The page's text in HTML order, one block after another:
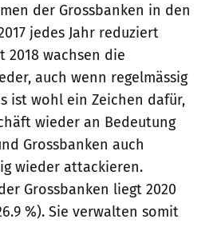
der Grossbanken in den
jedes Jahr reduziert
2018 wachsen die
auch wenn regelmässig
ist wohl ein Zeichen dafür,
wieder an Bedeutung
Grossbanken auch
wieder attackieren.
Grossbanken liegt 2020
%). Sie verwalten somit